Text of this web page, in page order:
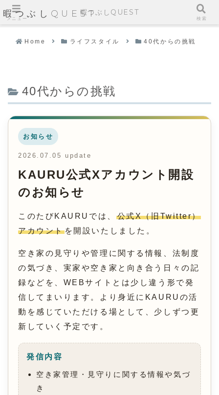
暇つぶしQUEST
Home ライフスタイル 40代からの挑戦
40代からの挑戦
お知らせ
2026.07.05 update
KAURU公式Xアカウント開設
のお知らせ
このたびKAURUでは、
公式X（旧Twitter）
アカウントを開設いたしました。
空き家の見守りや管理に関する情報、法制度
の気づき、実家や空き家と向き合う日々の記
録などを、WEBサイトとは少し違う形で発
信してまいります。より身近にKAURUの活
動を感じていただける場として、少しずつ更
新していく予定です。
発信内容
空き家管理・見守りに関する情報や気づ
き
メニュー
暇つぶしQUEST
検索